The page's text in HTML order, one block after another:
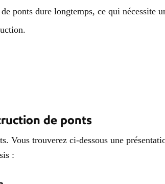
ponts dure longtemps, ce qui nécessite
de ponts
Vous trouverez ci-dessous une
: